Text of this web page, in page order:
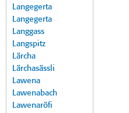
Langegerta
Langegerta
Langgass
Langspitz
Lärcha
Lärchasässli
Lawena
Lawenabach
Lawenaröfi